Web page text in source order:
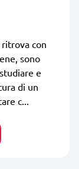
con
sono
e
di un
c...